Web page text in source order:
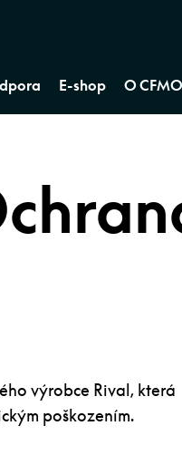
E-shop O
výrobce Rival, která
poškozením.